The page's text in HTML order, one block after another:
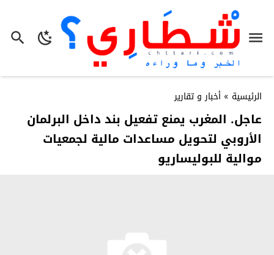
الرئيسية » أخبار و تقارير
عاجل. المغرب يمنع تفعيل بند داخل البرلمان
الأروبي لتحويل مساعدات مالية لجمعيات
موالية للبوليساريو